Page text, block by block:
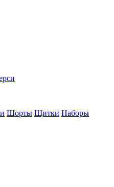
Шорты Щитки Наборы